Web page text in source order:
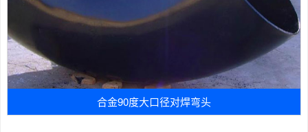
合金90度大口径对焊弯头